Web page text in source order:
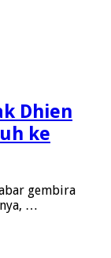
Dhien
ke
gembira
…